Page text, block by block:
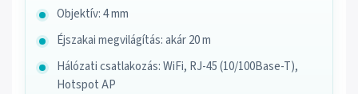
Objektív: 4 mm
Éjszakai megvilágítás: akár 20 m
Hálózati csatlakozás: WiFi, RJ-45 (10/100Base-T),
Hotspot AP